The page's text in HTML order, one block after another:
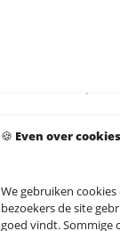
🍪 Even over cookies
We gebruiken
bezoekers de site
goed vindt. Sommige